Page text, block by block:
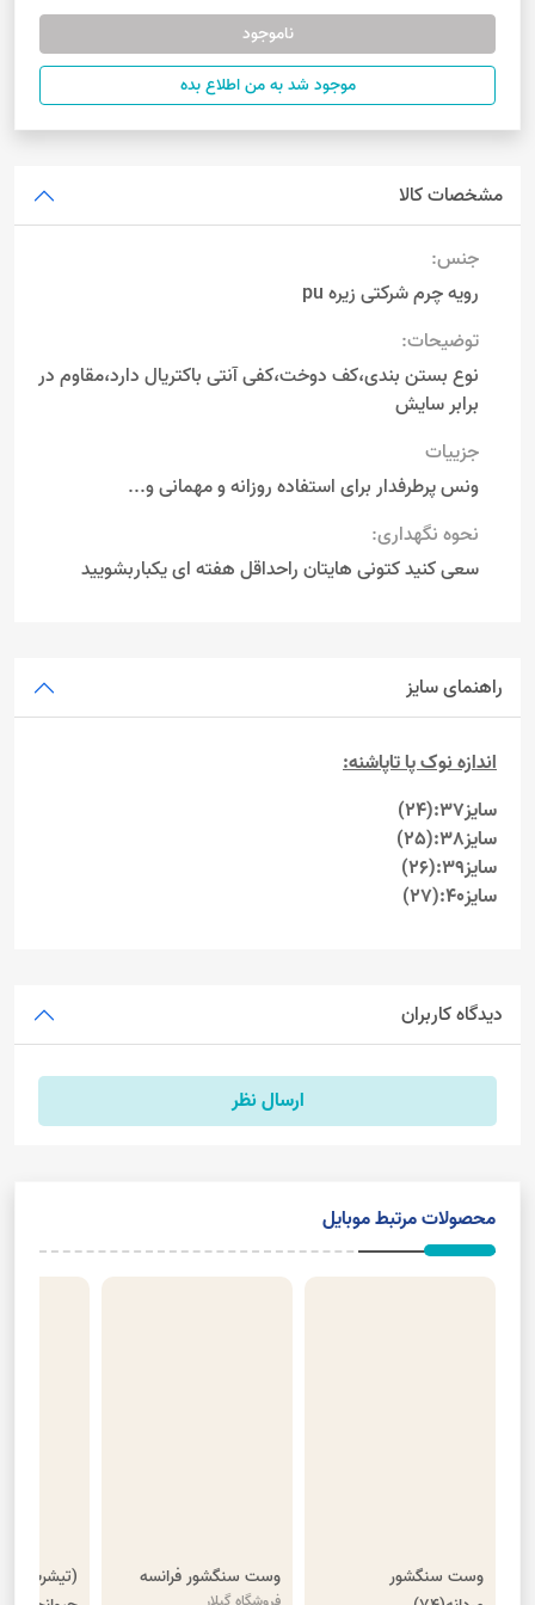
ناموجود
موجود شد به من اطلاع بده
مشخصات کالا
جنس:
رویه چرم شرکتی زیره pu
توضیحات:
نوع بستن بندی،کف دوخت،کفی آنتی باکتریال دارد،مقاوم در
برابر سایش
جزییات
ونس پرطرفدار برای استفاده روزانه و مهمانی و...
نحوه نگهداری:
سعی کنید کتونی هایتان راحداقل هفته ای یکباربشویید
راهنمای سایز
اندازه نوک پا تاپاشنه:
سایز37:(24)
سایز38:(25)
سایز39:(26)
سایز40:(27)
دیدگاه کاربران
ارسال نظر
محصولات مرتبط موبایل
وست سنگشور
وست سنگشور فرانسه
(تیشرت